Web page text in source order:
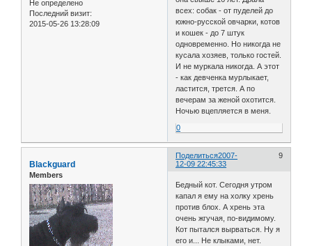
Не определено
Последний визит:
2015-05-26 13:28:09
всех: собак - от пуделей до
южно-русской овчарки, котов
и кошек - до 7 штук
одновременно. Но никогда не
кусала хозяев, только гостей.
И не муркала никогда. А этот
- как девченка мурлыкает,
ластится, трется. А по
вечерам за женой охотится.
Ночью вцепляется в меня.
0
Поделиться 9
2007-
12-09 22:45:33
Blackguard
Members
Бедный кот. Сегодня утром
капал я ему на холку хрень
против блох. А хрень эта
очень жгучая, по-видимому.
Кот пытался вырваться. Ну я
его и... Не клыками, нет.